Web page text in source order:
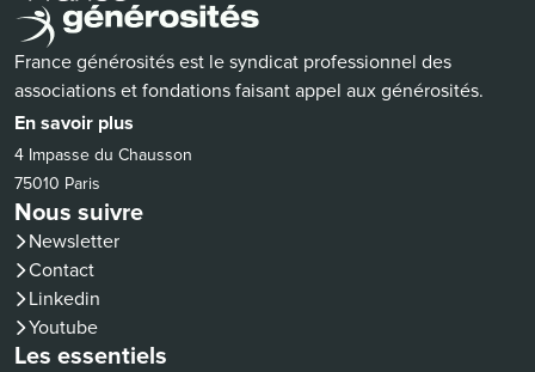
France générosités est le syndicat professionnel des
associations et fondations faisant appel aux générosités.
En savoir plus
4 Impasse du Chausson
75010 Paris
Nous suivre
Newsletter
Contact
Linkedin
(nouvelle fenêtre)
Youtube
(nouvelle fenêtre)
Les essentiels